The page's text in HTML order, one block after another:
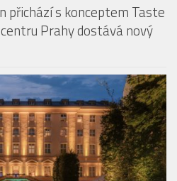
přichází s konceptem Taste
Prahy dostává nový